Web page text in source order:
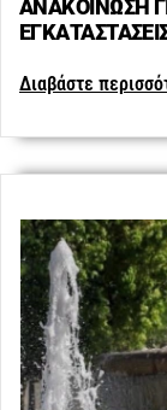
ΑΝΑΚΟΙΝΩΣΗ
Διαβάστε